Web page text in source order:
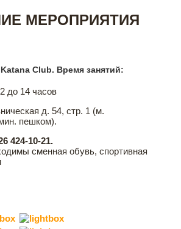
МЕРОПРИЯТИЯ
Club. Время занятий:
до 14 часов
д. 54, стр. 1 (м.
пешком).
424-10-21.
сменная обувь, спортивная